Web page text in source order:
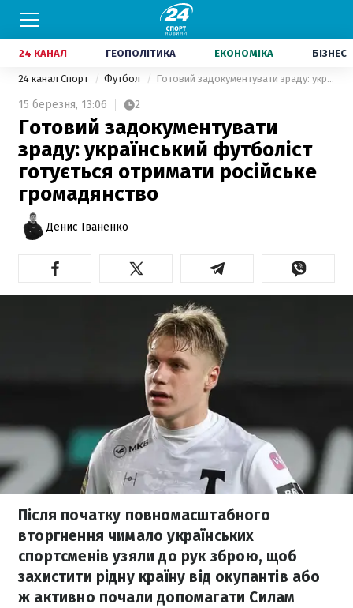
24 КАНАЛ ГЕОПОЛІТИКА ЕКОНОМІКА БІЗНЕС
24 канал Спорт Футбол Готовий задокументувати зраду: український футболіст готується отримати російське громадянство
15 березня, 13:06 2
Готовий задокументувати
зраду: український футболіст
готується отримати російське
громадянство
Денис Іваненко
Після початку повномасштабного
вторгнення чимало українських
спортсменів узяли до рук зброю, щоб
захистити рідну країну від окупантів або
ж активно почали допомагати Силам